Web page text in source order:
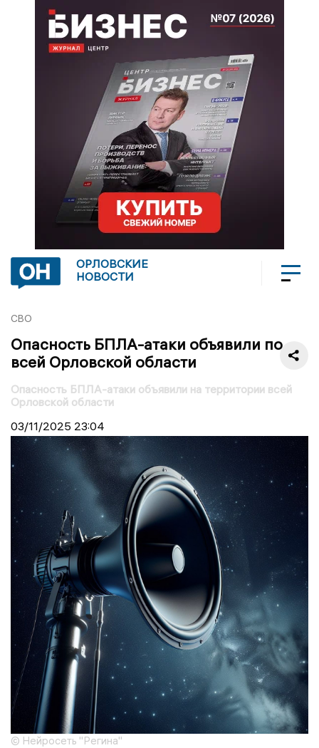
ОРЛОВСКИЕ
НОВОСТИ
СВО
Опасность БПЛА-атаки объявили по
всей Орловской области
Опасность БПЛА-атаки объявили на территории всей
Орловской области
03/11/2025 23:04
© Нейросеть "Регина"